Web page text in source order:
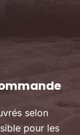
selon
pour les